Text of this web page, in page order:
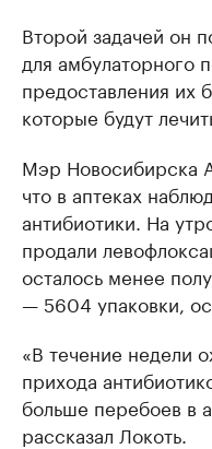
Второй задачей он
для амбулаторного
предоставления их
которые будут
Мэр Новосибирска
что в аптеках
антибиотики. На
продали
осталось менее
— 5604 упаковки,
«В течение недели
прихода
больше перебоев в
рассказал Локоть.